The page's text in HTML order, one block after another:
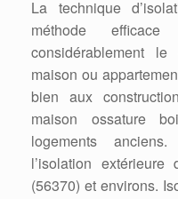
La technique
méthode
considérablement
maison ou
bien aux
maison ossature
logements
l’isolation
(56370) et environs.